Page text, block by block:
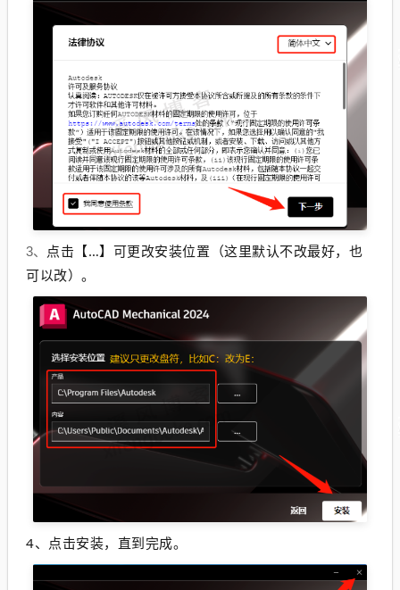
3、
点击【…】可更改安装位置（这里默认不改最好，也
可以改）。
4、点击安装，直到完成。